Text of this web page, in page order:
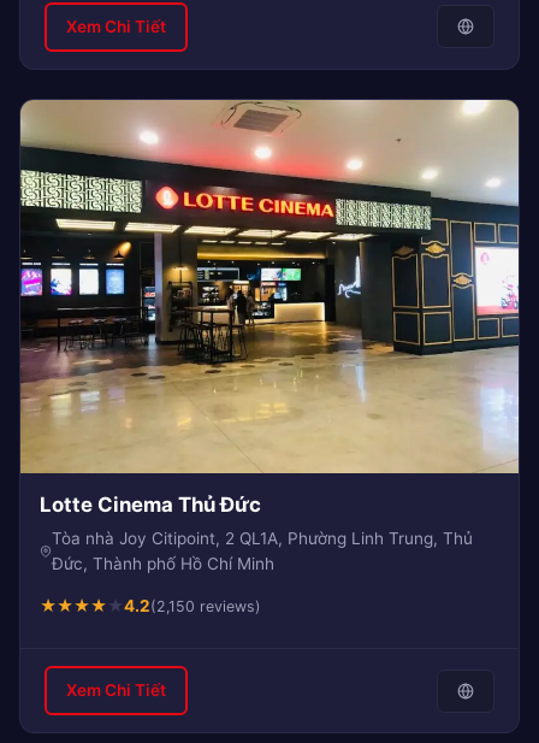
Xem Chi Tiết
Lotte Cinema Thủ Đức
Tòa nhà Joy Citipoint, 2 QL1A, Phường Linh Trung, Thủ
Đức, Thành phố Hồ Chí Minh
★★★★★4.2(2,150 reviews)
Xem Chi Tiết